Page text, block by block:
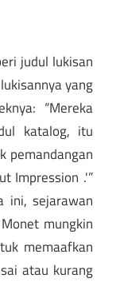
judul lukisan
yang
“Mereka
katalog, itu
pemandangan
Impression .'”
ini, sejarawan
mungkin
memaafkan
atau kurang